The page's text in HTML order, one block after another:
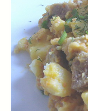
суп-пюре(10)
холодные супы
тушеное(42)
Вкусные враги
десерты(2)
Масленица(17)
пироги(8)
рецепты теста (2)
(12)